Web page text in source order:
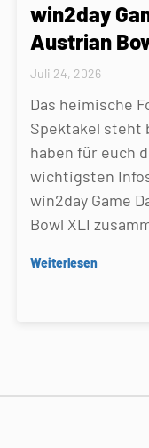
win2day
Austrian
Juli 24, 2026
Das heimische
Spektakel steht
haben für euch
wichtigsten
win2day Game
Bowl XLI
Weiterlesen